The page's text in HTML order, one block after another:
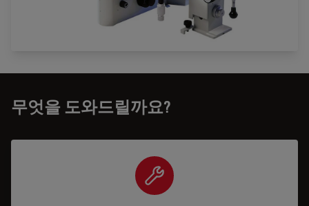
무엇을 도와드릴까요?